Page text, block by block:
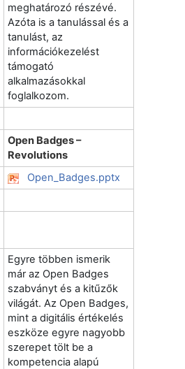
meghatározó részévé.
Azóta is a tanulással és a
tanulást, az
információkezelést
támogató
alkalmazásokkal
foglalkozom.
Open Badges –
Revolutions
Open_Badges.pptx
Egyre többen ismerik
már az Open Badges
szabványt és a kitűzők
világát. Az Open Badges,
mint a digitális értékelés
eszköze egyre nagyobb
szerepet tölt be a
kompetencia alapú